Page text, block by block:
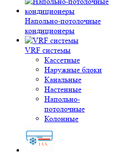
Напольно-потолочные
кондиционеры
VRF системы
Кассетные
Наружные блоки
Канальные
Настенные
Напольно-
потолочные
Колонные